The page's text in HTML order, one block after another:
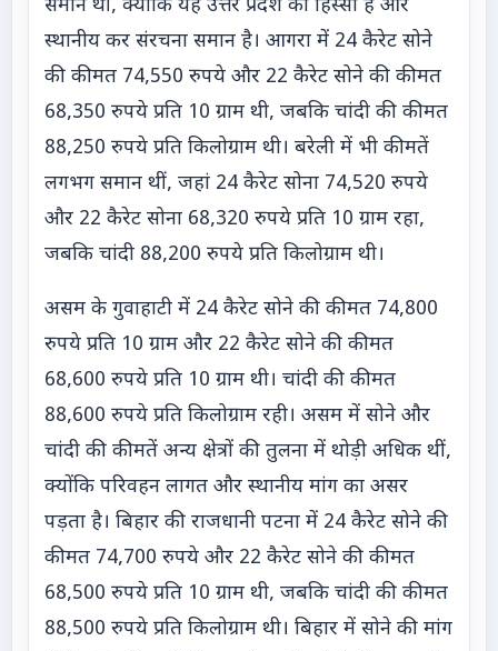
समान थीं, क्योंकि यह उत्तर प्रदेश का हिस्सा है और
स्थानीय कर संरचना समान है। आगरा में 24 कैरेट सोने
की कीमत 74,550 रुपये और 22 कैरेट सोने की कीमत
68,350 रुपये प्रति 10 ग्राम थी, जबकि चांदी की कीमत
88,250 रुपये प्रति किलोग्राम थी। बरेली में भी कीमतें
लगभग समान थीं, जहां 24 कैरेट सोना 74,520 रुपये
और 22 कैरेट सोना 68,320 रुपये प्रति 10 ग्राम रहा,
जबकि चांदी 88,200 रुपये प्रति किलोग्राम थी।
असम के गुवाहाटी में 24 कैरेट सोने की कीमत 74,800
रुपये प्रति 10 ग्राम और 22 कैरेट सोने की कीमत
68,600 रुपये प्रति 10 ग्राम थी। चांदी की कीमत
88,600 रुपये प्रति किलोग्राम रही। असम में सोने और
चांदी की कीमतें अन्य क्षेत्रों की तुलना में थोड़ी अधिक थीं,
क्योंकि परिवहन लागत और स्थानीय मांग का असर
पड़ता है। बिहार की राजधानी पटना में 24 कैरेट सोने की
कीमत 74,700 रुपये और 22 कैरेट सोने की कीमत
68,500 रुपये प्रति 10 ग्राम थी, जबकि चांदी की कीमत
88,500 रुपये प्रति किलोग्राम थी। बिहार में सोने की मांग